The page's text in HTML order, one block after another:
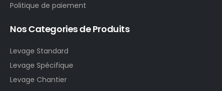
Politique de paiement
Nos Categories de Produits
Levage Standard
Levage Spécifique
Levage Chantier